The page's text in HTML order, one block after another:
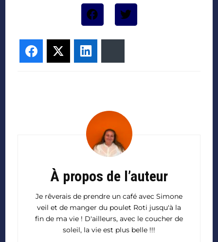
Facebook
Twitter
À propos de l’auteur
Je rêverais de prendre un café avec Simone
veil et de manger du poulet Roti jusqu'à la
fin de ma vie ! D'ailleurs, avec le coucher de
soleil, la vie est plus belle !!!